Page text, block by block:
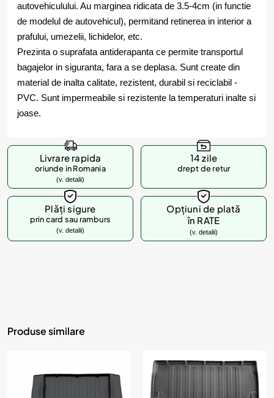
autovehiculului. Au marginea ridicata de 3.5-4cm (in functie
de modelul de autovehicul), permitand retinerea in interior a
prafului, umezelii, lichidelor, etc.
Prezinta o suprafata antiderapanta ce permite transportul
bagajelor in siguranta, fara a se deplasa. Sunt create din
material de inalta calitate, rezistent, durabil si reciclabil -
PVC. Sunt impermeabile si rezistente la temperaturi inalte si
joase.
Livrare rapida
oriunde in Romania
(v. detalii)
14 zile
drept de retur
Plăți sigure
prin card sau ramburs
(v. detalii)
Opțiuni de plată
în RATE
(v. detalii)
Produse similare